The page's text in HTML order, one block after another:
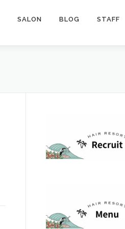
SALON BLOG STAFF